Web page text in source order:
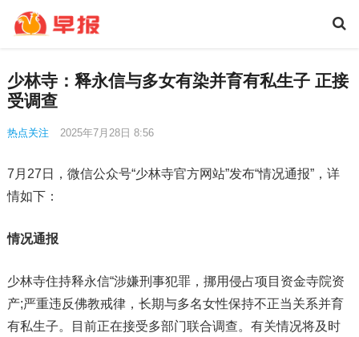
少林寺：释永信与多女有染并育有私生子 正接
受调查
热点关注 2025年7月28日 8:56
7月27日，微信公众号“少林寺官方网站”发布“情况通报”，详
情如下：
情况通报
少林寺住持释永信“涉嫌刑事犯罪，挪用侵占项目资金寺院资
产;严重违反佛教戒律，长期与多名女性保持不正当关系并育
有私生子。目前正在接受多部门联合调查。有关情况将及时